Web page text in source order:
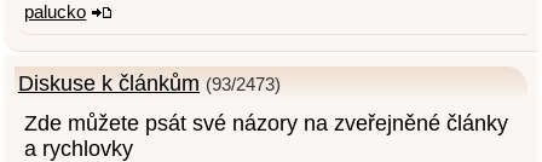
palucko
Diskuse k článkům (93/2473)
Zde můžete psát své názory na zveřejněné články
a rychlovky